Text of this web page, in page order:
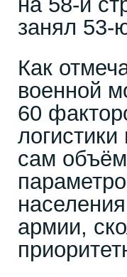
занял 53-
Как
военной
60
сам
армии,